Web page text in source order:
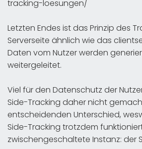
tracking-loesungen/
Letzten Endes ist das Prinzip des
Serverseite ähnlich wie das
Daten vom Nutzer werden
weitergeleitet.
Viel für den Datenschutz der
Side-Tracking daher nicht
entscheidenden Unterschied,
Side-Tracking trotzdem
zwischengeschaltete Instanz: der